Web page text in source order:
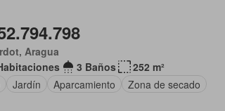
Aragua
3 Baños
252 m²
Jardín Aparcamiento Zona de secado